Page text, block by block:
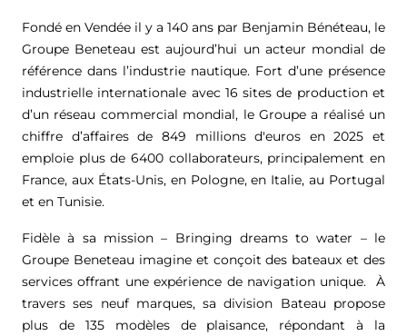
Fondé en Vendée il y a 140 ans par Benjamin Bénéteau, le
Groupe Beneteau est aujourd’hui un acteur mondial de
référence dans l’industrie nautique. Fort d’une présence
industrielle internationale avec 16 sites de production et
d’un réseau commercial mondial, le Groupe a réalisé un
chiffre d’affaires de 849 millions d'euros en 2025 et
emploie plus de 6400 collaborateurs, principalement en
France, aux États-Unis, en Pologne, en Italie, au Portugal
et en Tunisie.
Fidèle à sa mission – Bringing dreams to water – le
Groupe Beneteau imagine et conçoit des bateaux et des
services offrant une expérience de navigation unique. À
travers ses neuf marques, sa division Bateau propose
plus de 135 modèles de plaisance, répondant à la